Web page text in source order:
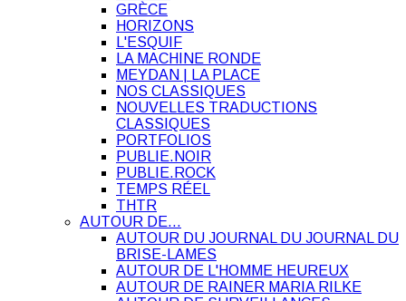
GRÈCE
HORIZONS
L'ESQUIF
LA MACHINE RONDE
MEYDAN | LA PLACE
NOS CLASSIQUES
NOUVELLES TRADUCTIONS
CLASSIQUES
PORTFOLIOS
PUBLIE.NOIR
PUBLIE.ROCK
TEMPS RÉEL
THTR
AUTOUR DE…
AUTOUR DU JOURNAL DU JOURNAL DU
BRISE-LAMES
AUTOUR DE L'HOMME HEUREUX
AUTOUR DE RAINER MARIA RILKE